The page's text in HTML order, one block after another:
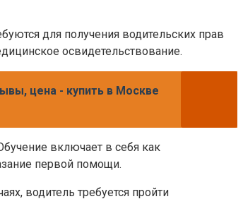
для получения водительских прав
освидетельствование.
цена - купить в Москве
включает в себя как
первой помощи.
водитель требуется пройти